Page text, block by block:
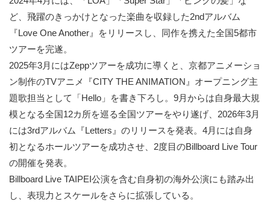
ど、飛躍のきっかけとなった楽曲を収録した2ndアルバム
『Love One Another』をリリースし、同作を携えた全国5都市
ツアーを完遂。
2025年3月にはZeppツアーを成功に導くと、京都アニメーショ
ン制作のTVアニメ『CITY THE ANIMATION』オープニング主
題歌担当として「Hello」を書き下ろし。9月からは自身最大規
模となる全国12カ所を巡る全国ツアーをやり遂げ、2026年3月
には3rdアルバム『Letters』のリリースを発表。4月には自身
初となるホールツアーを成功させ、2度目のBillboard Live Tour
の開催を発表。
Billboard Live TAIPEI公演を含む⾃⾝初の海外公演にも踏み出
し、表現力とスケールをさらに拡張している。